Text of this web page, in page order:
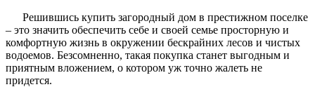
Решившись купить загородный дом в престижном поселке
– это значить обеспечить себе и своей семье просторную и
комфортную жизнь в окружении бескрайних лесов и чистых
водоемов. Безсомненно, такая покупка станет выгодным и
приятным вложением, о котором уж точно жалеть не
придется.